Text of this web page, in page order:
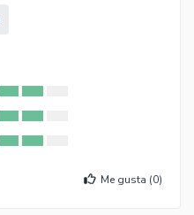
Me gusta (0)